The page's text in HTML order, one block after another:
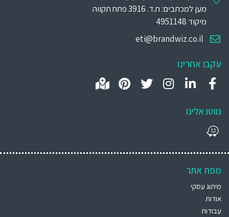
מען למכתבים: ת.ד. 3916 פתח תקווה
מיקוד 4951148
eti@brandwiz.co.il
עקבו אחרינו
נווטו אלינו
מפת אתר
מיתוג עסקי
אודות
עבודות